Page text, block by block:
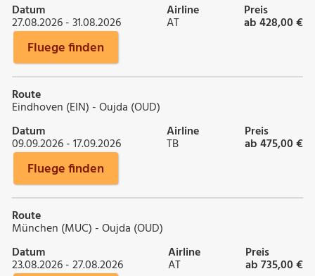
Datum
27.08.2026 - 31.08.2026
Airline
AT
Preis
ab 428,00 €
Fluege finden
Route
Eindhoven (EIN) - Oujda (OUD)
Datum
09.09.2026 - 17.09.2026
Airline
TB
Preis
ab 475,00 €
Fluege finden
Route
München (MUC) - Oujda (OUD)
Datum
23.08.2026 - 27.08.2026
Airline
AT
Preis
ab 735,00 €